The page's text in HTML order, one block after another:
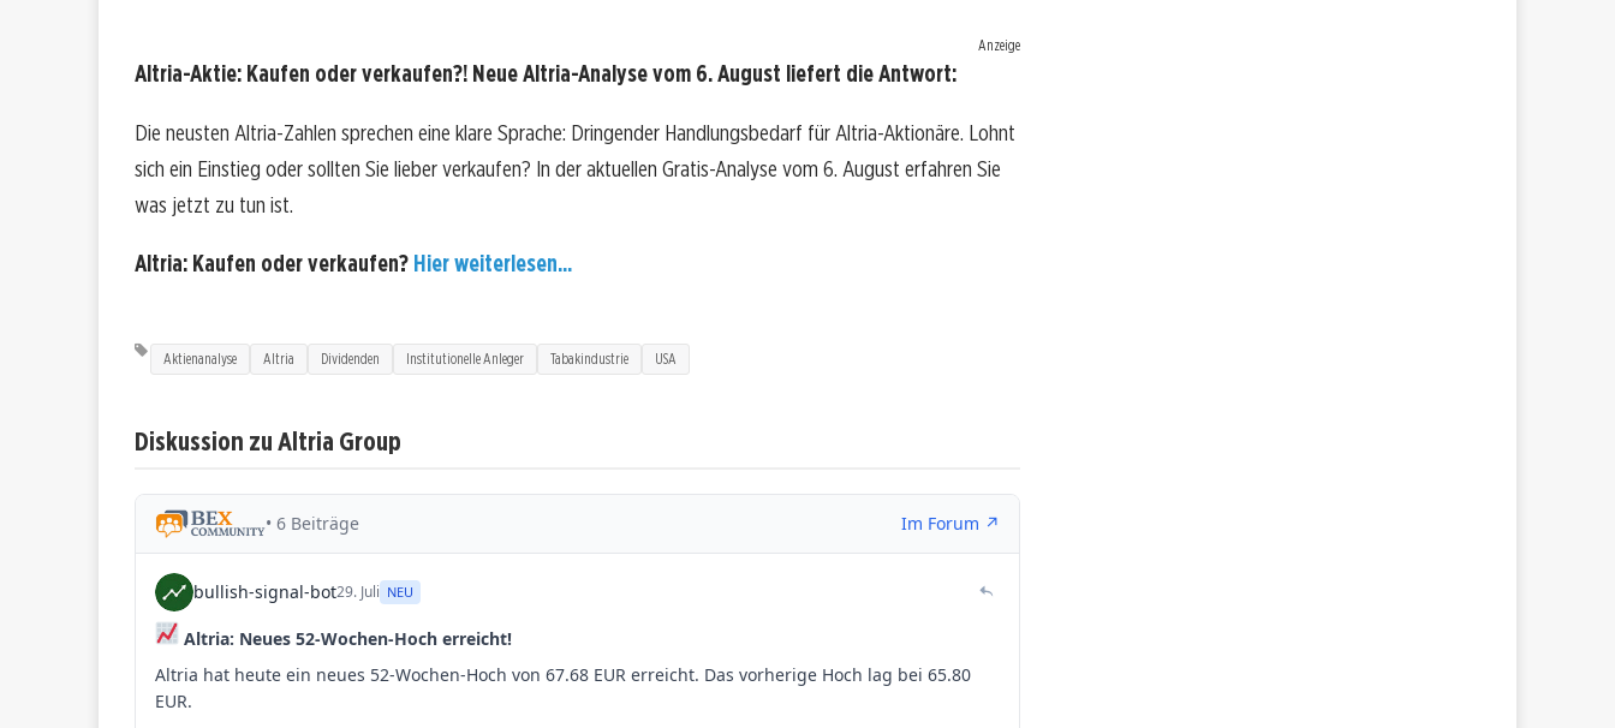
Anzeige
Altria-Aktie: Kaufen oder verkaufen?! Neue Altria-Analyse vom 6. August liefert die Antwort:
Die neusten Altria-Zahlen sprechen eine klare Sprache: Dringender Handlungsbedarf für Altria-Aktionäre. Lohnt
sich ein Einstieg oder sollten Sie lieber verkaufen? In der aktuellen Gratis-Analyse vom 6. August erfahren Sie
was jetzt zu tun ist.
Altria: Kaufen oder verkaufen? Hier weiterlesen...
Aktienanalyse Altria Dividenden Institutionelle Anleger Tabakindustrie USA
Diskussion zu Altria Group